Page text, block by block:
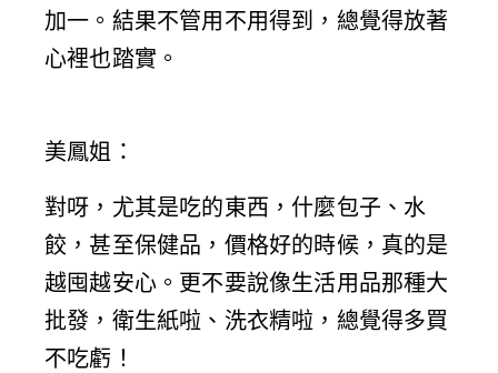
加一。結果不管用不用得到，總覺得放著
心裡也踏實。
美鳳姐 ：
對呀，尤其是吃的東西，什麼包子、水
餃，甚至保健品，價格好的時候，真的是
越囤越安心。更不要說像生活用品那種大
批發，衛生紙啦、洗衣精啦，總覺得多買
不吃虧！